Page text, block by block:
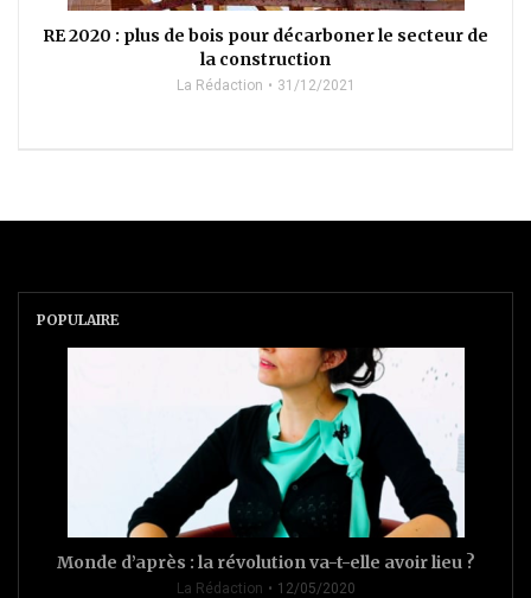
RE 2020 : plus de bois pour décarboner le secteur de
la construction
La Rédaction 31/12/2021
POPULAIRE
Monde d’après : la révolution va-t-elle avoir lieu ?
La Rédaction 12/05/2020